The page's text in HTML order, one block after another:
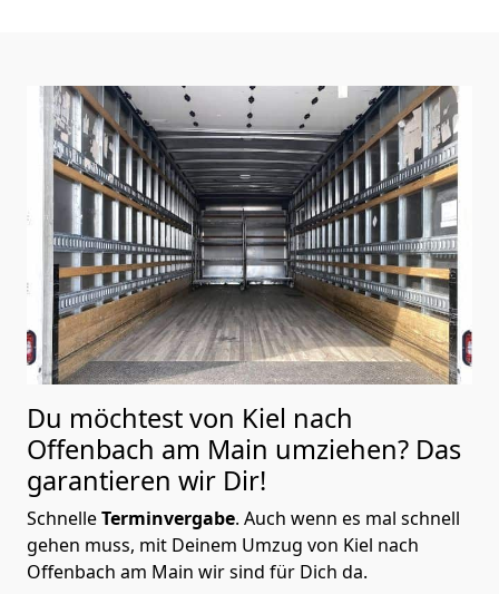
Du möchtest von Kiel nach
Offenbach am Main umziehen? Das
garantieren wir Dir!
SchnelleTerminvergabe. Auch wenn es mal schnell
gehen muss, mit Deinem Umzug von Kiel nach
Offenbach am Main wir sind für Dich da.